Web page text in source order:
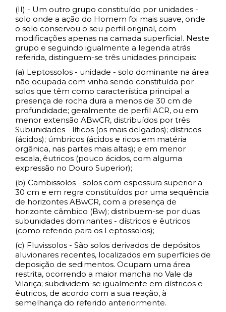
(II) - Um outro grupo constituído por unidades -
solo onde a ação do Homem foi mais suave, onde
o solo conservou o seu perfil original, com
modificações apenas na camada superficial. Neste
grupo e seguindo igualmente a legenda atrás
referida, distinguem-se três unidades principais:
(a) Leptossolos - unidade - solo dominante na área
não ocupada com vinha sendo constituída por
solos que têm como característica principal a
presença de rocha dura a menos de 30 cm de
profundidade; geralmente de perfil ACR, ou em
menor extensão ABwCR, distribuídos por três
Subunidades - líticos (os mais delgados); dístricos
(ácidos); úmbricos (ácidos e ricos em matéria
orgânica, nas partes mais altas); e em menor
escala, êutricos (pouco ácidos, com alguma
expressão no Douro Superior);
(b) Cambissolos - solos com espessura superior a
30 cm e em regra constituídos por uma sequência
de horizontes ABwCR, com a presença de
horizonte câmbico (Bw); distribuem-se por duas
subunidades dominantes - dístricos e êutricos
(como referido para os Leptossolos);
(c) Fluvissolos - São solos derivados de depósitos
aluvionares recentes, localizados em superfícies de
deposição de sedimentos. Ocupam uma área
restrita, ocorrendo a maior mancha no Vale da
Vilariça; subdividem-se igualmente em dístricos e
êutricos, de acordo com a sua reação, à
semelhança do referido anteriormente.